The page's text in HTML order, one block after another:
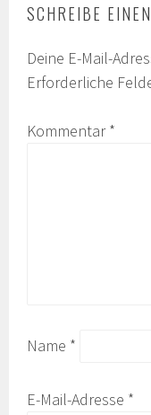
SCHREIBE
Deine E-Mail-
Erforderliche
Kommentar*
Name *
E-Mail-Adresse *